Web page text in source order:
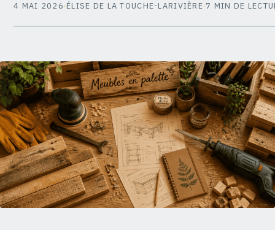
4 MAI 2026·ÉLISE DE LA TOUCHE-LARIVIÈRE·7 MIN DE